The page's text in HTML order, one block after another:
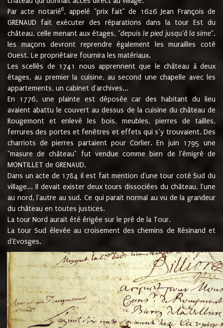
Par acte notarié6, appelé "prix fait" de 1626 Jean François de
GRENAUD fait exécuter des réparations dans la tour Est du
château, celle menant aux étages, "depuis le pied jusqu'à la sime".
les maçons devront reprendre également les murailles coté
Ouest. Le propriétaire fournira les matériaux.
Les scellés de 1741 nous apprennent que le château à deux
étages, au premier la cuisine, au second une chapelle avec les
appartements, un cabinet d'archives...
En 1776, une plainte est déposée car des habitant du lieu
avaient abattu le couvert au dessus de la cuisine du château de
Rougemont et enlevé les bois, meubles, pierres de tailles,
ferrures des portes et fenêtres et effets qui s’y trouvaient. Des
charriots de pierres partaient pour Corlier. En juin 1795 une
"masure de château" fut vendue comme bien de l'émigré de
MONTILLET de GRENAUD.
Dans un acte de 1784 il est fait mention d'une tour coté Sud du
village... Il devait exister deux tours dissociées du château, l'une
au nord, l'autre au sud. Ce qui parait normal au vu de la grandeur
du château en toutes justices.
La tour Nord aurait été érigée sur le pré de la Tour.
La tour Sud élevée au croisement des chemins de Résinand et
d'Evosges.